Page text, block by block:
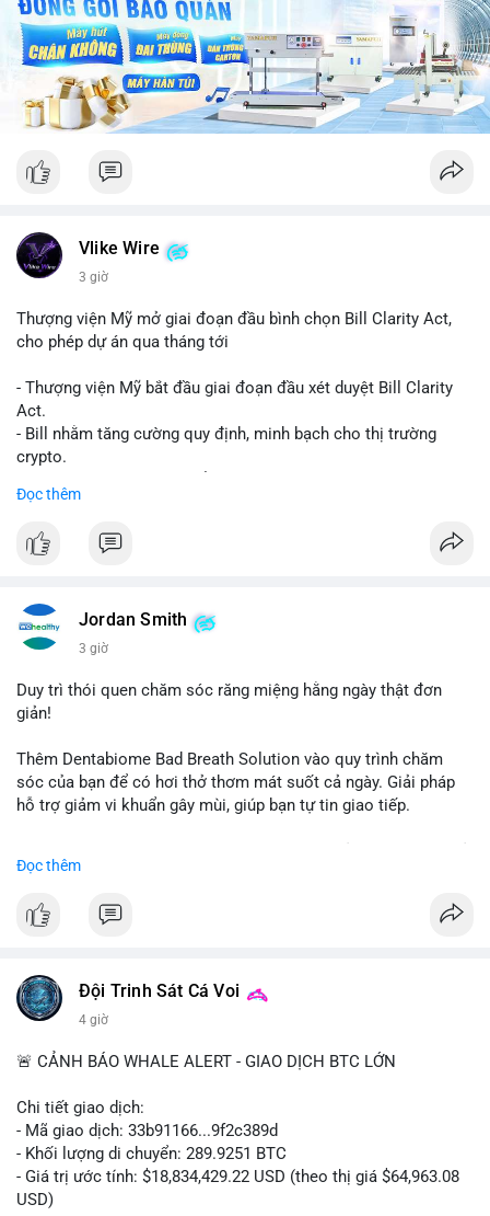
Vlike Wire
3 giờ
Thượng viện Mỹ mở giai đoạn đầu bình chọn Bill Clarity Act,
cho phép dự án qua tháng tới
- Thượng viện Mỹ bắt đầu giai đoạn đầu xét duyệt Bill Clarity
Act.
- Bill nhằm tăng cường quy định, minh bạch cho thị trường
crypto.
- Bill có thể ảnh hưởng pháp lý, hoạt động của các đồng tiền kỹ
$btc $eth
#vlikevn #titanbot
Đọc thêm
Jordan Smith
3 giờ
Duy trì thói quen chăm sóc răng miệng hằng ngày thật đơn
giản!
Thêm Dentabiome Bad Breath Solution vào quy trình chăm
sóc của bạn để có hơi thở thơm mát suốt cả ngày. Giải pháp
hỗ trợ giảm vi khuẩn gây mùi, giúp bạn tự tin giao tiếp.
lớn cho nụ cười khỏe mạnh.
#dentabiome #badbreathsolution
Đọc thêm
Đội Trinh Sát Cá Voi
4 giờ
🚨 CẢNH BÁO WHALE ALERT - GIAO DỊCH BTC LỚN
Chi tiết giao dịch:
- Mã giao dịch: 33b91166...9f2c389d
- Khối lượng di chuyển: 289.9251 BTC
- Giá trị ước tính: $18,834,429.22 USD (theo thị giá $64,963.08
USD)